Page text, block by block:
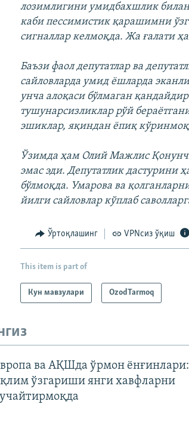
лозимлигини умидбахшлик
каби пессимистик қарашимни
сигналлар келмоқда. Жа ғалати
Баъзи фаол депутатлар ва
сайловларда умид ёшларда
унча алоқаси бўлмаган
тушунарсизликлар рўй
эшиклар, яқиндан ёпиқ
Ўзимда ҳам Олий Мажлис
эмас эди. Депутатлик дастурини
бўлмоқда. Умарова ва
йилги сайловлар кўплаб
Ўртоқлашинг VPNсиз ўқиш
This item is part of
Кун мавзулари OzodTarmoq
ва АҚШда ўрмон ёнғинлари:
ўзгариши янги хавфларни